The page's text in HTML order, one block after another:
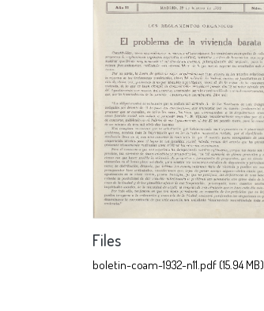
Files
boletin-coam-1932-n11.pdf (15.94 MB)